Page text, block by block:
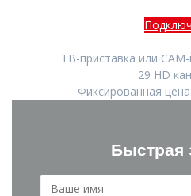
ТВ-приставка или
29 HD
Фиксированная
Быстрая